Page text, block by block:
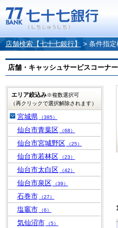
店舗検索【七十七銀行】 > 条件指
店舗・キャッシュサービスコーナ
エリア絞込み※複数選択可
（再クリックで選択解除されます）
宮城県 （385）
仙台市青葉区 （68）
仙台市宮城野区 （25）
仙台市若林区 （23）
仙台市太白区 （42）
仙台市泉区 （39）
石巻市 （27）
塩竈市 （6）
気仙沼市 （5）